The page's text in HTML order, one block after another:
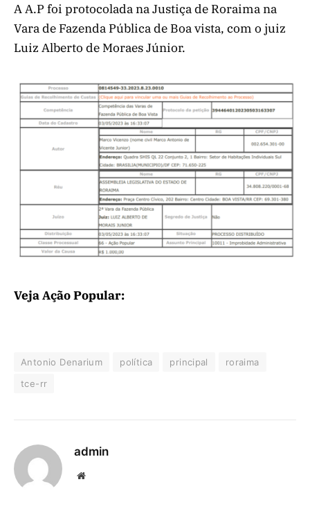
A A.P foi protocolada na Justiça de Roraima na
Vara de Fazenda Pública de Boa vista, com o juiz
Luiz Alberto de Moraes Júnior.
Veja Ação Popular:
Antonio Denarium política principal
roraima
tce-rr
admin
Website